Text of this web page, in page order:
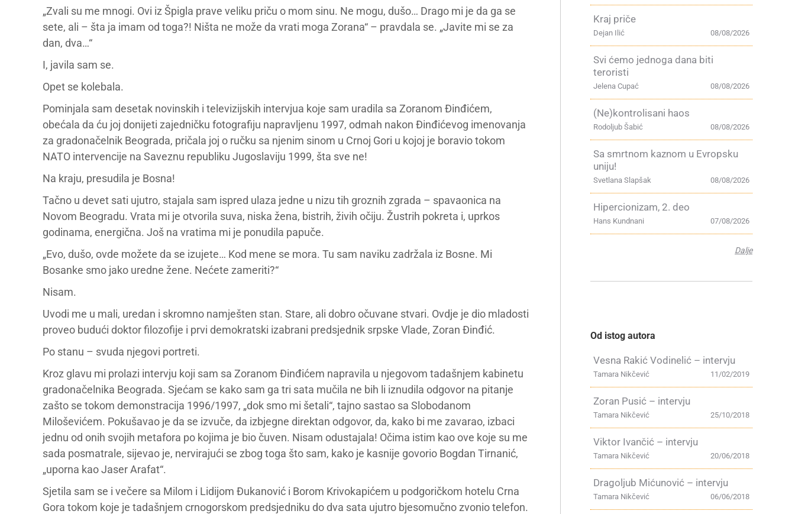
„Zvali su me mnogi. Ovi iz Špigla prave veliku priču o mom sinu. Ne mogu, dušo… Drago mi je da ga se
sete, ali – šta ja imam od toga?! Ništa ne može da vrati moga Zorana“ – pravdala se. „Javite mi se za
dan, dva…“
I, javila sam se.
Opet se kolebala.
Pominjala sam desetak novinskih i televizijskih intervjua koje sam uradila sa Zoranom Đinđićem,
obećala da ću joj donijeti zajedničku fotografiju napravljenu 1997, odmah nakon Đinđićevog imenovanja
za gradonačelnik Beograda, pričala joj o ručku sa njenim sinom u Crnoj Gori u kojoj je boravio tokom
NATO intervencije na Saveznu republiku Jugoslaviju 1999, šta sve ne!
Na kraju, presudila je Bosna!
Tačno u devet sati ujutro, stajala sam ispred ulaza jedne u nizu tih groznih zgrada – spavaonica na
Novom Beogradu. Vrata mi je otvorila suva, niska žena, bistrih, živih očiju. Žustrih pokreta i, uprkos
godinama, energična. Još na vratima mi je ponudila papuče.
„Evo, dušo, ovde možete da se izujete… Kod mene se mora. Tu sam naviku zadržala iz Bosne. Mi
Bosanke smo jako uredne žene. Nećete zameriti?“
Nisam.
Uvodi me u mali, uredan i skromno namješten stan. Stare, ali dobro očuvane stvari. Ovdje je dio mladosti
proveo budući doktor filozofije i prvi demokratski izabrani predsjednik srpske Vlade, Zoran Đinđić.
Po stanu – svuda njegovi portreti.
Kroz glavu mi prolazi intervju koji sam sa Zoranom Đinđićem napravila u njegovom tadašnjem kabinetu
gradonačelnika Beograda. Sjećam se kako sam ga tri sata mučila ne bih li iznudila odgovor na pitanje
zašto se tokom demonstracija 1996/1997, „dok smo mi šetali“, tajno sastao sa Slobodanom
Miloševićem. Pokušavao je da se izvuče, da izbjegne direktan odgovor, da, kako bi me zavarao, izbaci
jednu od onih svojih metafora po kojima je bio čuven. Nisam odustajala! Očima istim kao ove koje su me
sada posmatrale, sijevao je, nervirajući se zbog toga što sam, kako je kasnije govorio Bogdan Tirnanić,
„uporna kao Jaser Arafat“.
Sjetila sam se i večere sa Milom i Lidijom Đukanović i Borom Krivokapićem u podgoričkom hotelu Crna
Gora tokom koje je tadašnjem crnogorskom predsjedniku do dva sata ujutro bjesomučno zvonio telefon.
Kraj priče
08/08/2026
Dejan Ilić
Svi ćemo jednoga dana biti
teroristi
08/08/2026
Jelena Cupać
(Ne)kontrolisani haos
08/08/2026
Rodoljub Šabić
Sa smrtnom kaznom u Evropsku
uniju!
08/08/2026
Svetlana Slapšak
Hipercionizam, 2. deo
07/08/2026
Hans Kundnani
Dalje
Od istog autora
Vesna Rakić Vodinelić – intervju
11/02/2019
Tamara Nikčević
Zoran Pusić – intervju
25/10/2018
Tamara Nikčević
Viktor Ivančić – intervju
20/06/2018
Tamara Nikčević
Dragoljub Mićunović – intervju
06/06/2018
Tamara Nikčević